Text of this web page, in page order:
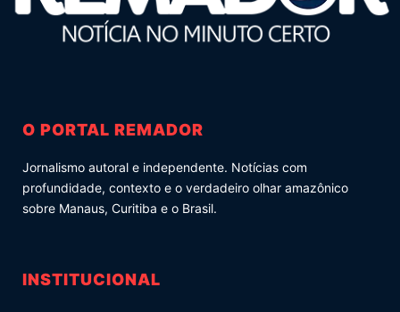
O PORTAL REMADOR
Jornalismo autoral e independente. Notícias com
profundidade, contexto e o verdadeiro olhar amazônico
sobre Manaus, Curitiba e o Brasil.
INSTITUCIONAL